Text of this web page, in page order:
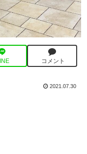
コメント
2021.07.30